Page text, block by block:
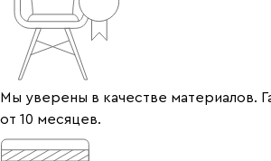
Мы уверены в качестве материалов.
от 10 месяцев.